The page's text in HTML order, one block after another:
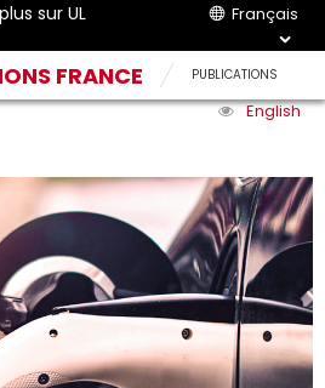
sur UL
Français
FRANCE PUBLICATIONS
English